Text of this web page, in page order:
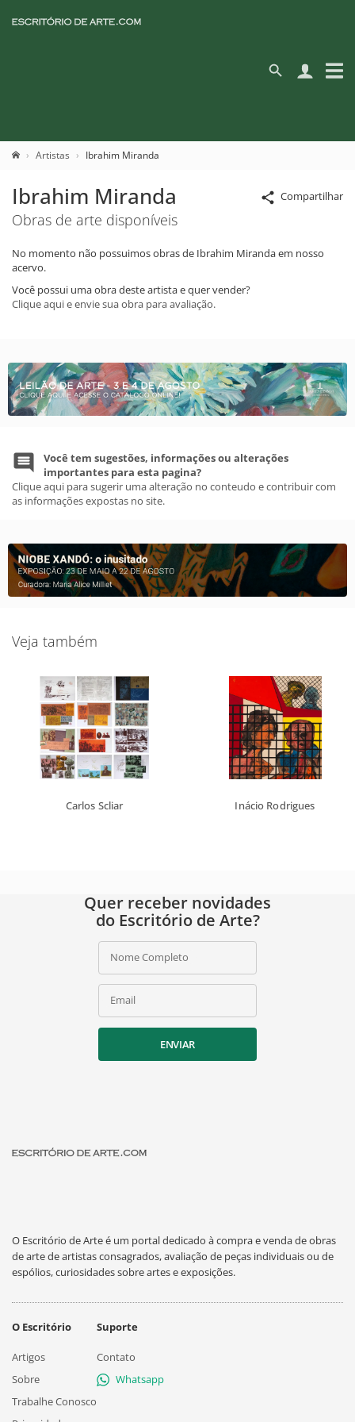
Artistas Ibrahim Miranda
Compartilhar
Ibrahim Miranda
Obras de arte disponíveis
No momento não possuimos obras de Ibrahim Miranda em nosso
acervo.
Você possui uma obra deste artista e quer vender?
Clique aqui e envie sua obra para avaliação.
Você tem sugestões, informações ou alterações
importantes para esta pagina?
Clique aqui para sugerir uma alteração no conteudo e contribuir com
as informações expostas no site.
Veja também
Carlos Scliar Inácio Rodrigues
Quer receber novidades
do Escritório de Arte?
Nome Completo
Email
ENVIAR
O Escritório de Arte é um portal dedicado à compra e venda de obras
de arte de artistas consagrados, avaliação de peças individuais ou de
espólios, curiosidades sobre artes e exposições.
O Escritório
Artigos
Sobre
Trabalhe Conosco
Suporte
Contato
Whatsapp